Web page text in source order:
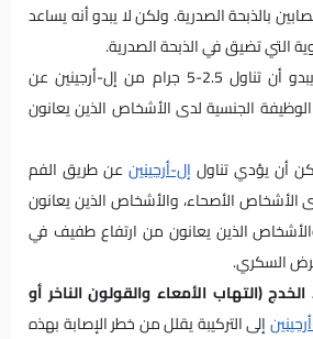
بالذبحة الصدرية. ولكن لا يبدو أنه يساعد
التي تضيق في الذبحة الصدرية.
. يبدو أن تناول 2.5-5 جرام من إل-أرجينين عن
الجنسية لدى الأشخاص الذين يعانون
أن يؤدي تناول إل-أرجينين عن طريق الفم
الأصحاء، والأشخاص الذين يعانون
الذين يعانون من ارتفاع طفيف في
السكري.
(التهاب الأمعاء والقولون الناخر أو
إلى التركيبة يقلل من خطر الإصابة بهذه